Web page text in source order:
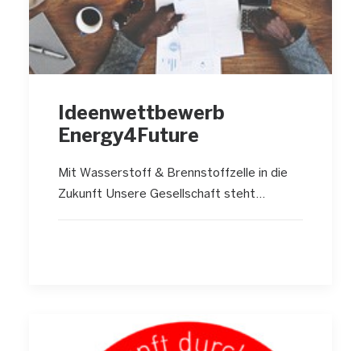
Ideenwettbewerb
Energy4Future
Mit Wasserstoff & Brennstoffzelle in die
Zukunft Unsere Gesellschaft steht…